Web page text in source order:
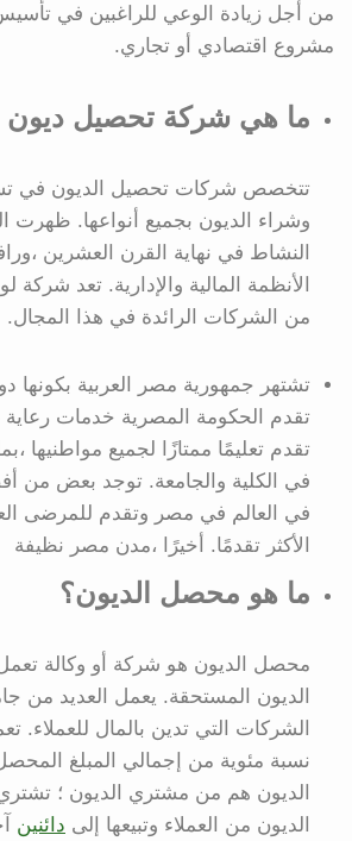
من أجل زيادة الوعي للراغبين في
مشروع اقتصادي أو تجاري.
ما هي شركة تحصيل ديون
تتخصص شركات تحصيل الديون في
وشراء الديون بجميع أنواعها. ظهرت
النشاط في نهاية القرن العشرين
الأنظمة المالية والإدارية. تعد
من الشركات الرائدة في هذا المجال.
تشتهر جمهورية مصر العربية بكونها
تقدم الحكومة المصرية خدمات
تقدم تعليمًا ممتازًا لجميع مواطنيها
في الكلية والجامعة. توجد بعض من
في العالم في مصر وتقدم للمرضى
الأكثر تقدمًا. أخيرًا ،مدن مصر نظيفة
ما هو محصل الديون؟
محصل الديون هو شركة أو وكالة
الديون المستحقة. يعمل العديد من
الشركات التي تدين بالمال للعملاء.
نسبة مئوية من إجمالي المبلغ
الديون هم من مشتري الديون ؛
الديون من العملاء وتبيعها إلى دائنين